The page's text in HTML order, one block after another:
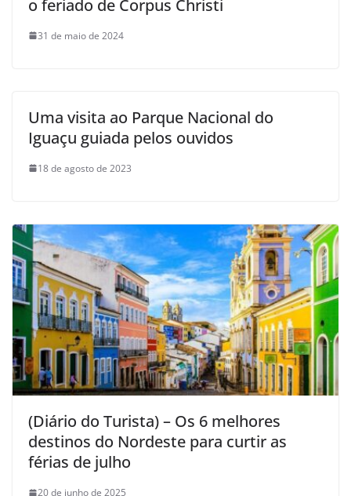
o feriado de Corpus Christi
31 de maio de 2024
Uma visita ao Parque Nacional do
Iguaçu guiada pelos ouvidos
18 de agosto de 2023
(Diário do Turista) – Os 6 melhores
destinos do Nordeste para curtir as
férias de julho
20 de junho de 2025